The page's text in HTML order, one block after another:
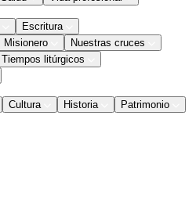
Escritura
Misionero
Nuestras cruces
Tiempos litúrgicos
Cultura Historia
Patrimonio